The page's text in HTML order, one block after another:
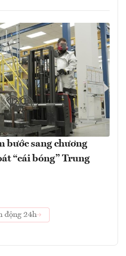
bước sang chương
“cái bóng” Trung
động 24h